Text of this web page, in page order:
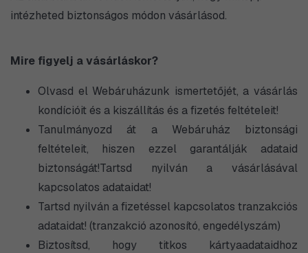
intézheted biztonságos módon vásárlásod.
Mire figyelj a vásárláskor?
Olvasd el Webáruházunk ismertetőjét, a vásárlás
kondícióit és a kiszállítás és a fizetés feltételeit!
Tanulmányozd át a Webáruház biztonsági
feltételeit, hiszen ezzel garantálják adataid
biztonságát!Tartsd nyilván a vásárlásával
kapcsolatos adataidat!
Tartsd nyilván a fizetéssel kapcsolatos tranzakciós
adataidat! (tranzakció azonosító, engedélyszám)
Biztosítsd, hogy titkos kártyaadataidhoz